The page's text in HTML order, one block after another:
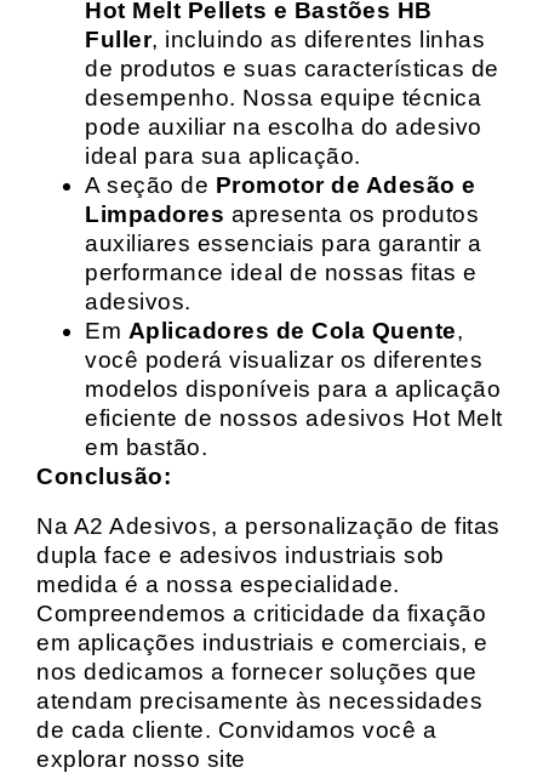
Hot Melt Pellets e Bastões HB
Fuller, incluindo as diferentes linhas
de produtos e suas características de
desempenho. Nossa equipe técnica
pode auxiliar na escolha do adesivo
ideal para sua aplicação.
A seção de Promotor de Adesão e
Limpadores apresenta os produtos
auxiliares essenciais para garantir a
performance ideal de nossas fitas e
adesivos.
Em Aplicadores de Cola Quente,
você poderá visualizar os diferentes
modelos disponíveis para a aplicação
eficiente de nossos adesivos Hot Melt
em bastão.
Conclusão:
Na A2 Adesivos, a personalização de fitas
dupla face e adesivos industriais sob
medida é a nossa especialidade.
Compreendemos a criticidade da fixação
em aplicações industriais e comerciais, e
nos dedicamos a fornecer soluções que
atendam precisamente às necessidades
de cada cliente. Convidamos você a
explorar nosso site